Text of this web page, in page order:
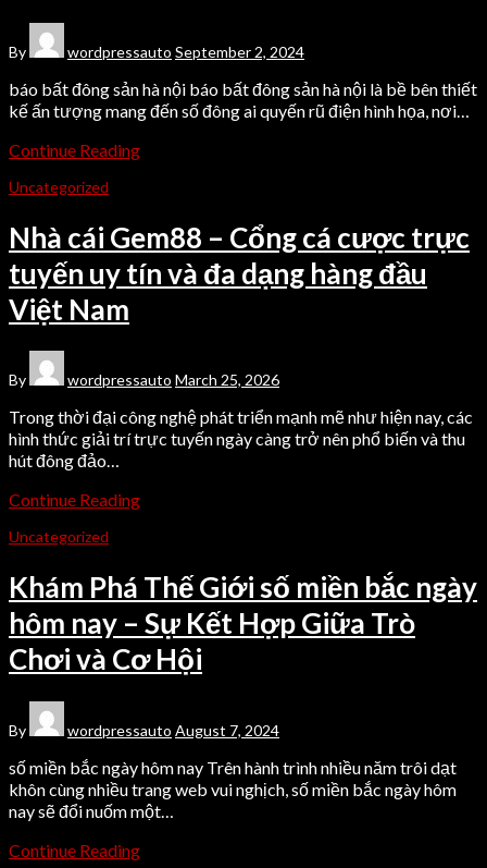
By wordpressauto September 2, 2024
báo bất đông sản hà nội báo bất đông sản hà nội là bề bên thiết
kế ấn tượng mang đến số đông ai quyến rũ điện hình họa, nơi…
Continue Reading
Uncategorized
Nhà cái Gem88 – Cổng cá cược trực
tuyến uy tín và đa dạng hàng đầu
Việt Nam
By wordpressauto March 25, 2026
Trong thời đại công nghệ phát triển mạnh mẽ như hiện nay, các
hình thức giải trí trực tuyến ngày càng trở nên phổ biến và thu
hút đông đảo…
Continue Reading
Uncategorized
Khám Phá Thế Giới số miền bắc ngày
hôm nay – Sự Kết Hợp Giữa Trò
Chơi và Cơ Hội
By wordpressauto August 7, 2024
số miền bắc ngày hôm nay Trên hành trình nhiều năm trôi dạt
khôn cùng nhiều trang web vui nghịch, số miền bắc ngày hôm
nay sẽ đổi nuốm một…
Continue Reading